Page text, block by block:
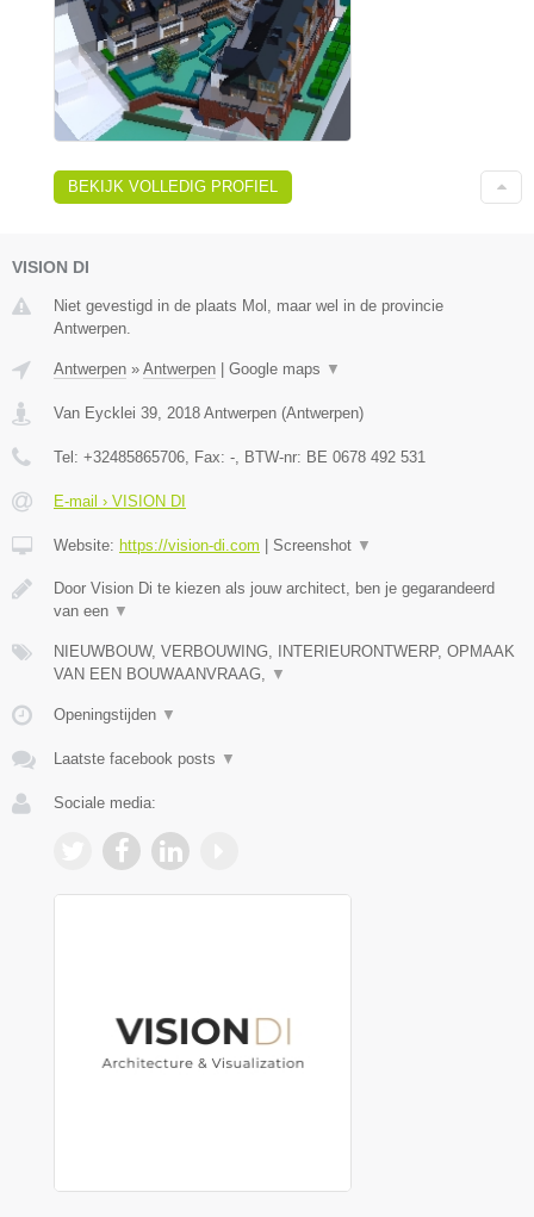
BEKIJK VOLLEDIG PROFIEL
VISION DI
Niet gevestigd in de plaats Mol, maar wel in de provincie
Antwerpen.
Antwerpen » Antwerpen Google maps ▼
Van Eycklei 39, 2018 Antwerpen (Antwerpen)
Tel: +32485865706, Fax: -, BTW-nr: BE 0678 492 531
E-mail › VISION DI
Website: https://vision-di.com Screenshot ▼
Door Vision Di te kiezen als jouw architect, ben je gegarandeerd
van een ▼
NIEUWBOUW, VERBOUWING, INTERIEURONTWERP, OPMAAK
VAN EEN BOUWAANVRAAG, ▼
Openingstijden ▼
Laatste facebook posts ▼
Sociale media: